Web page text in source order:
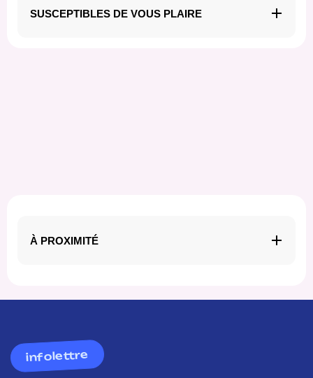
SUSCEPTIBLES DE VOUS PLAIRE
À PROXIMITÉ
infolettre